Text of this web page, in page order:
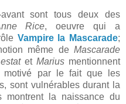
sont tous deux des
Rice, oeuvre qui a
Vampire la Mascarade;
même de Mascarade
etMarius mentionnent
motivé par le fait que les
sont vulnérables durant la
montrent la naissance du